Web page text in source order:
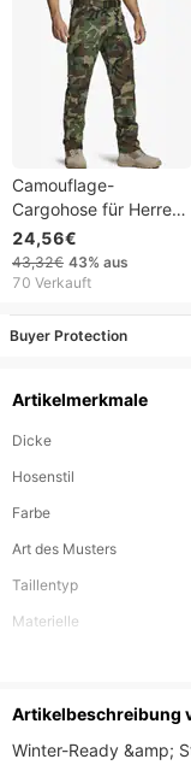
Camouflage-
Cargohose für Herren
– Taktische Outdoor-
Arbeitshose mit Multi-
Taschen-Design,
Polyestergewebe für
24,56€
43,32€ 43% aus
70 Verkauft
Buyer Protection
Artikelmerkmale
Dicke
Hosenstil
Farbe
Art des Musters
Taillentyp
Materielle
Artikelbeschreibung
Winter-Ready &amp;